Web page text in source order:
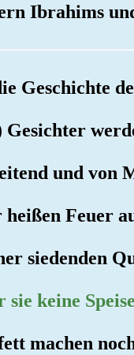
Ibrahims
Geschichte
Gesichter
und von
Feuer
siedenden
keine
machen